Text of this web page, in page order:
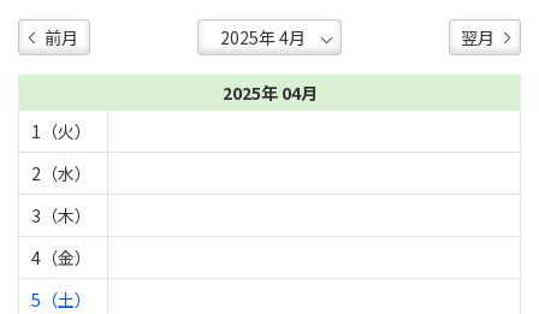
前月 翌月
2025年 04月
1（火）
2（水）
3（木）
4（金）
5（土）